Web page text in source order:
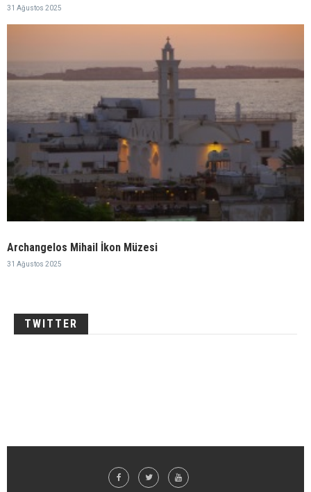
31 Ağustos 2025
Archangelos Mihail İkon Müzesi
31 Ağustos 2025
TWITTER